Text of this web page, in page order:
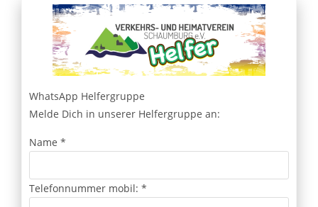
WhatsApp Helfergruppe
Melde Dich in unserer Helfergruppe an:
Name *
D
Telefonnummer mobil: *